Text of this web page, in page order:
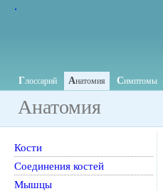
.
Глоссарий Анатомия Симптомы
Анатомия
Кости
Соединения костей
Мышцы